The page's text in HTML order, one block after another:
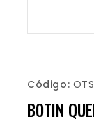
Código:
BOTIN